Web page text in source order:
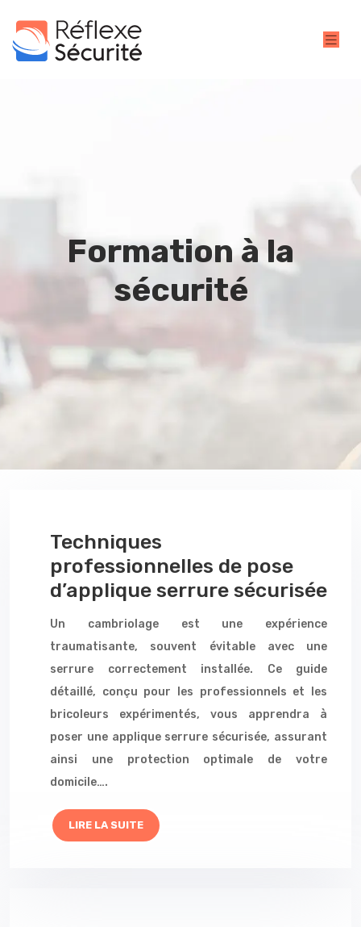
Formation à la
sécurité
Techniques
professionnelles de pose
d’applique serrure sécurisée
Un cambriolage est une expérience
traumatisante, souvent évitable avec une
serrure correctement installée. Ce guide
détaillé, conçu pour les professionnels et les
bricoleurs expérimentés, vous apprendra à
poser une applique serrure sécurisée, assurant
ainsi une protection optimale de votre
domicile….
LIRE LA SUITE